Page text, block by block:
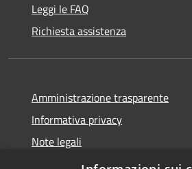
Leggi le FAQ
Richiesta assistenza
Amministrazione trasparente
Informativa privacy
Note legali
Dichiarazione di accessibilità